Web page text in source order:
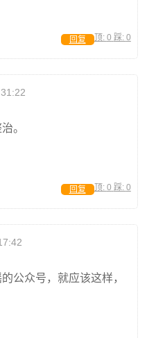
顶: 0 踩: 0
回复
。
顶: 0 踩: 0
回复
公众号，就应该这样，